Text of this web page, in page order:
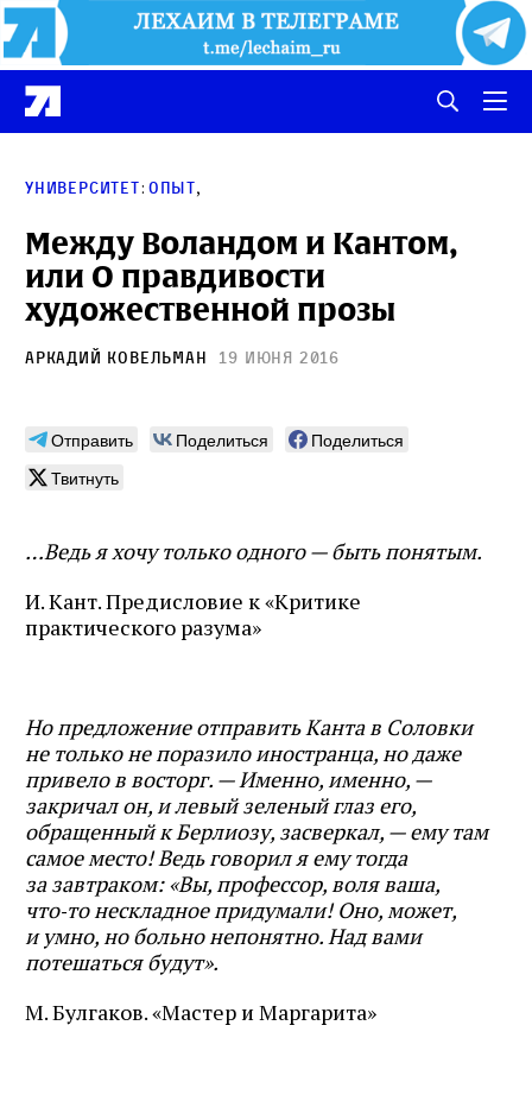
Университет: Опыт,
Между Воландом и Кантом,
или О правдивости
художественной прозы
Аркадий Ковельман 19 июня 2016
Отправить Поделиться
Поделиться
Твитнуть
…Ведь я хочу только одного — быть понятым.
И. Кант. Предисловие к «Критике
практического разума»
Но предложение отправить Канта в Соловки
не только не поразило иностранца, но даже
привело в восторг. — Именно, именно, —
закричал он, и левый зеленый глаз его,
обращенный к Берлиозу, засверкал, — ему там
самое место! Ведь говорил я ему тогда
за завтраком: «Вы, профессор, воля ваша,
что‑то нескладное придумали! Оно, может,
и умно, но больно непонятно. Над вами
потешаться будут».
М. Булгаков. «Мастер и Маргарита»